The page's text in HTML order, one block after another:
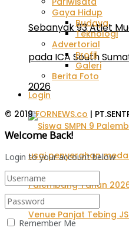
Sebanyak 93 Atlet
pada ICA South
2026
Gaya Hidup
Budaya
Teknologi
Advertorial
Profil
Galeri
Berita Foto
Login
© 2019FORNEWS.co |
Welcome Back!
Login to your account below
Remember Me